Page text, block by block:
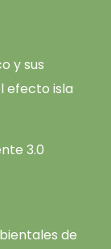
y sus
efecto isla
3.0
de